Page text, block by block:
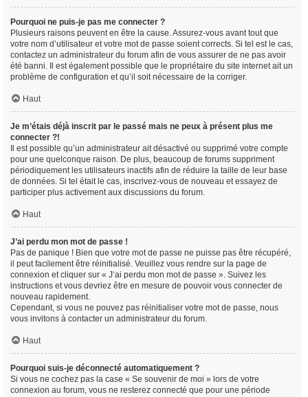
Pourquoi ne puis-je pas me connecter ?
Plusieurs raisons peuvent en être la cause. Assurez-vous avant tout que
votre nom d’utilisateur et votre mot de passe soient corrects. Si tel est le cas,
contactez un administrateur du forum afin de vous assurer de ne pas avoir
été banni. Il est également possible que le propriétaire du site internet ait un
problème de configuration et qu’il soit nécessaire de la corriger.
Haut
Je m’étais déjà inscrit par le passé mais ne peux à présent plus me
connecter ?!
Il est possible qu’un administrateur ait désactivé ou supprimé votre compte
pour une quelconque raison. De plus, beaucoup de forums suppriment
périodiquement les utilisateurs inactifs afin de réduire la taille de leur base
de données. Si tel était le cas, inscrivez-vous de nouveau et essayez de
participer plus activement aux discussions du forum.
Haut
J’ai perdu mon mot de passe !
Pas de panique ! Bien que votre mot de passe ne puisse pas être récupéré,
il peut facilement être réinitialisé. Veuillez vous rendre sur la page de
connexion et cliquer sur « J’ai perdu mon mot de passe ». Suivez les
instructions et vous devriez être en mesure de pouvoir vous connecter de
nouveau rapidement.
Cependant, si vous ne pouvez pas réinitialiser votre mot de passe, nous
vous invitons à contacter un administrateur du forum.
Haut
Pourquoi suis-je déconnecté automatiquement ?
Si vous ne cochez pas la case « Se souvenir de moi » lors de votre
connexion au forum, vous ne resterez connecté que pour une période